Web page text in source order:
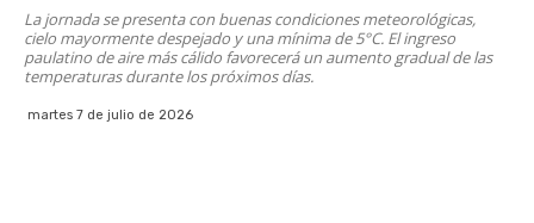
La jornada se presenta con buenas condiciones meteorológicas,
cielo mayormente despejado y una mínima de 5°C. El ingreso
paulatino de aire más cálido favorecerá un aumento gradual de las
temperaturas durante los próximos días.
martes 7 de julio de 2026